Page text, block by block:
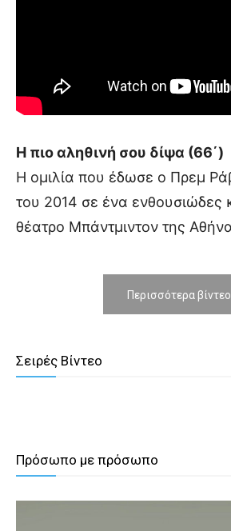
Η πιο αληθινή σου δίψα (66΄)
Η ομιλία που έδωσε ο Πρεμ
του 2014 σε ένα ενθουσιώδες
θέατρο Μπάντμιντον της
Περισσότερα βίντεο
Σειρές Βίντεο
Πρόσωπο με πρόσωπο